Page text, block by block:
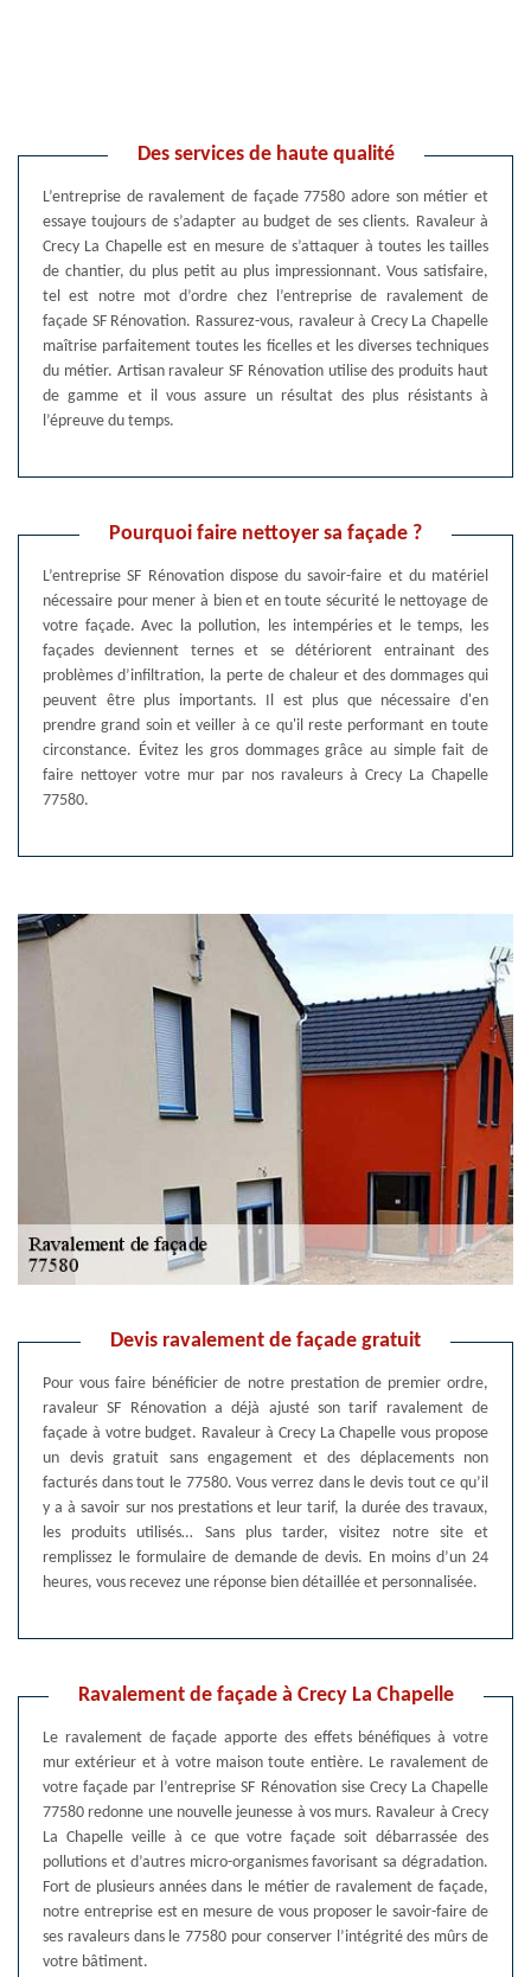
Des services de haute qualité
L’entreprise de ravalement de façade 77580 adore son métier et
essaye toujours de s’adapter au budget de ses clients. Ravaleur à
Crecy La Chapelle est en mesure de s’attaquer à toutes les tailles
de chantier, du plus petit au plus impressionnant. Vous satisfaire,
tel est notre mot d’ordre chez l’entreprise de ravalement de
façade SF Rénovation. Rassurez-vous, ravaleur à Crecy La Chapelle
maîtrise parfaitement toutes les ficelles et les diverses techniques
du métier. Artisan ravaleur SF Rénovation utilise des produits haut
de gamme et il vous assure un résultat des plus résistants à
l’épreuve du temps.
Pourquoi faire nettoyer sa façade ?
L’entreprise SF Rénovation dispose du savoir-faire et du matériel
nécessaire pour mener à bien et en toute sécurité le nettoyage de
votre façade. Avec la pollution, les intempéries et le temps, les
façades deviennent ternes et se détériorent entrainant des
problèmes d’infiltration, la perte de chaleur et des dommages qui
peuvent être plus importants. Il est plus que nécessaire d'en
prendre grand soin et veiller à ce qu'il reste performant en toute
circonstance. Évitez les gros dommages grâce au simple fait de
faire nettoyer votre mur par nos ravaleurs à Crecy La Chapelle
77580.
Devis ravalement de façade gratuit
Pour vous faire bénéficier de notre prestation de premier ordre,
ravaleur SF Rénovation a déjà ajusté son tarif ravalement de
façade à votre budget. Ravaleur à Crecy La Chapelle vous propose
un devis gratuit sans engagement et des déplacements non
facturés dans tout le 77580. Vous verrez dans le devis tout ce qu’il
y a à savoir sur nos prestations et leur tarif, la durée des travaux,
les produits utilisés… Sans plus tarder, visitez notre site et
remplissez le formulaire de demande de devis. En moins d’un 24
heures, vous recevez une réponse bien détaillée et personnalisée.
Ravalement de façade à Crecy La Chapelle
Le ravalement de façade apporte des effets bénéfiques à votre
mur extérieur et à votre maison toute entière. Le ravalement de
votre façade par l’entreprise SF Rénovation sise Crecy La Chapelle
77580 redonne une nouvelle jeunesse à vos murs. Ravaleur à Crecy
La Chapelle veille à ce que votre façade soit débarrassée des
pollutions et d’autres micro-organismes favorisant sa dégradation.
Fort de plusieurs années dans le métier de ravalement de façade,
notre entreprise est en mesure de vous proposer le savoir-faire de
ses ravaleurs dans le 77580 pour conserver l’intégrité des mûrs de
votre bâtiment.